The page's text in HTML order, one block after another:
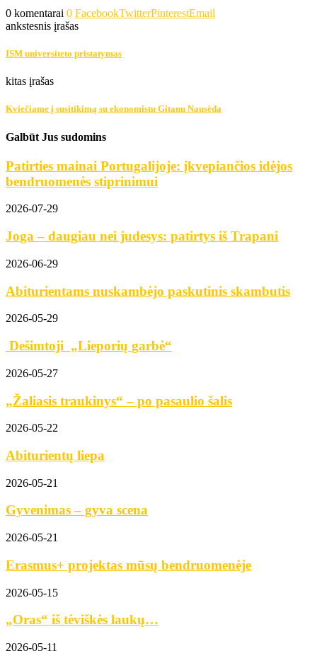
0 komentarai 0 FacebookTwitterPinterestEmail
ankstesnis įrašas
ISM universiteto pristatymas
kitas įrašas
Kviečiame į susitikimą su ekonomistu Gitanu Nausėda
Galbūt Jus sudomins
Patirties mainai Portugalijoje: įkvepiančios idėjos
bendruomenės stiprinimui
2026-07-29
Joga – daugiau nei judesys: patirtys iš Trapani
2026-06-29
Abiturientams nuskambėjo paskutinis skambutis
2026-05-29
Dešimtoji „Lieporių garbė“
2026-05-27
„Žaliasis traukinys“ – po pasaulio šalis
2026-05-22
Abiturientų liepa
2026-05-21
Gyvenimas – gyva scena
2026-05-21
Erasmus+ projektas mūsų bendruomenėje
2026-05-15
„Oras“ iš tėviškės laukų…
2026-05-11